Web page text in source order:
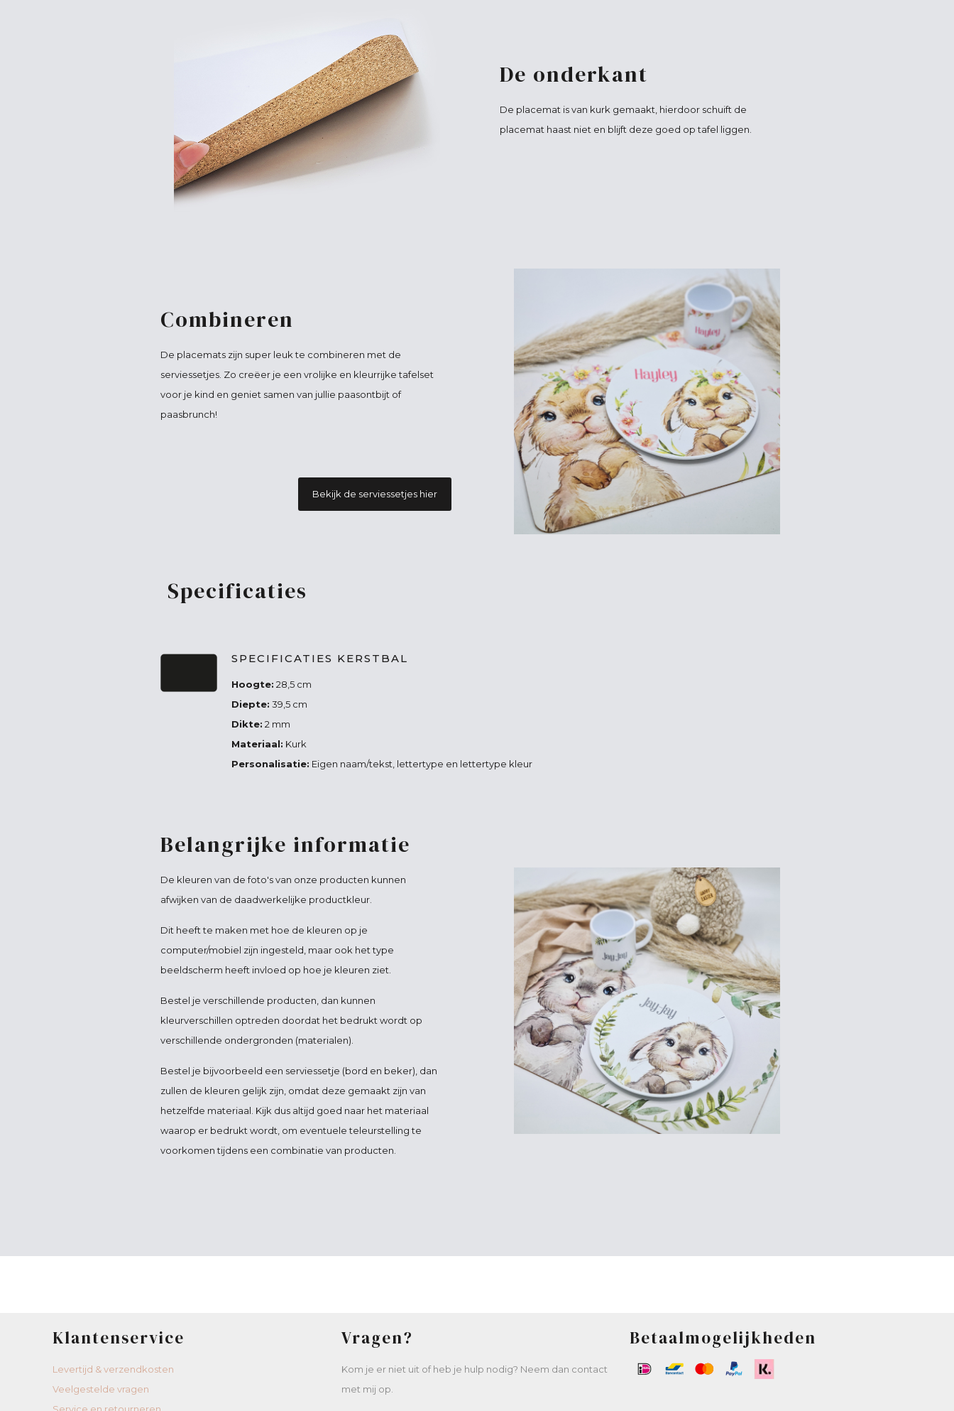
De onderkant
De placemat is van kurk gemaakt, hierdoor schuift de
placemat haast niet en blijft deze goed op tafel liggen.
Combineren
De placemats zijn super leuk te combineren met de
serviessetjes. Zo creëer je een vrolijke en kleurrijke tafelset
voor je kind en geniet samen van jullie paasontbijt of
paasbrunch!
Bekijk de serviessetjes hier
Specificaties
SPECIFICATIES KERSTBAL
Hoogte: 28,5 cm
Diepte: 39,5 cm
Dikte: 2 mm
Materiaal: Kurk
Personalisatie: Eigen naam/tekst, lettertype en lettertype kleur
Belangrijke informatie
De kleuren van de foto's van onze producten kunnen
afwijken van de daadwerkelijke productkleur.
Dit heeft te maken met hoe de kleuren op je
computer/mobiel zijn ingesteld, maar ook het type
beeldscherm heeft invloed op hoe je kleuren ziet.
Bestel je verschillende producten, dan kunnen
kleurverschillen optreden doordat het bedrukt wordt op
verschillende ondergronden (materialen).
Bestel je bijvoorbeeld een serviessetje (bord en beker), dan
zullen de kleuren gelijk zijn, omdat deze gemaakt zijn van
hetzelfde materiaal. Kijk dus altijd goed naar het materiaal
waarop er bedrukt wordt, om eventuele teleurstelling te
voorkomen tijdens een combinatie van producten.
Klantenservice
Levertijd & verzendkosten
Veelgestelde vragen
Vragen?
Kom je er niet uit of heb je hulp nodig? Neem dan contact
met mij op.
Betaalmogelijkheden